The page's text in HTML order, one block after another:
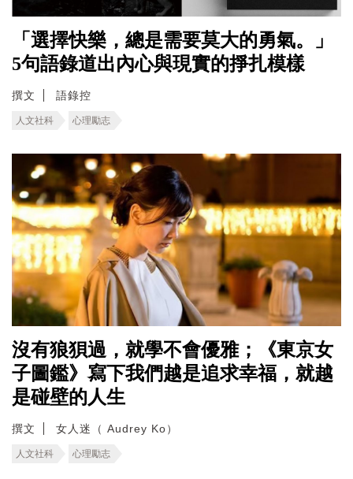
「選擇快樂，總是需要莫大的勇氣。」
5句語錄道出內心與現實的掙扎模樣
撰文 語錄控
人文社科 心理勵志
沒有狼狽過，就學不會優雅；《東京女
子圖鑑》寫下我們越是追求幸福，就越
是碰壁的人生
撰文 女人迷（ Audrey Ko）
人文社科 心理勵志